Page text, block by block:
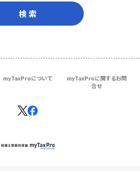
検 索
myTaxProについて
myTaxProに関するお問
合せ